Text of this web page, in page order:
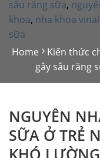
sâu răng sữa,
khoa, nha khoa
sữa
Home
Kiến thức
gây sâu răng
NGUYÊN
SỮA Ở TRẺ
KHÓ